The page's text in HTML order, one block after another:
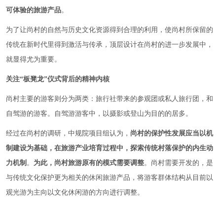
可体验的旅游产品。
为了让尚村的自然与历史文化资源得到合理的利用，使尚村所保留的
传统在新时代里得到激活与传承，顶层设计在尚村的进一步发展中，
就显得尤为重要。
关注“板凳龙”仪式背后的精神内核
尚村主要的游客则分为两类：旅行社带来的参观团或私人旅行团，和
自驾游的游客。自驾游游客中，以摄影或登山为目的的居多。
经过在尚村的调研，中规院项目组认为， 尚村的保护性发展应当以机
制建设为基础，在旅游产业培育过程中，探索传统村落保护的内生动
力机制 。 为此，尚村旅游原有的模式需要调整。尚村需要开发的，是
与传统文化保护更为相关的休闲旅游产品，将游客群体结构从目前以
观光游为主向以文化休闲游的方向进行调整。